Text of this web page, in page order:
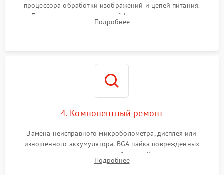
процессора обработки изображений и цепей питания.
Проверка целостности шлейфов, модуля памяти и
интерфейсов связи. Выявление сгоревших SMD-компонентов
Подробнее
4. Компонентный ремонт
Замена неисправного микроболометра, дисплея или
изношенного аккумулятора. BGA-пайка поврежденных
контроллеров на материнской плате. Восстановление
разъемов и кнопок, замена поврежденных элементов
Подробнее